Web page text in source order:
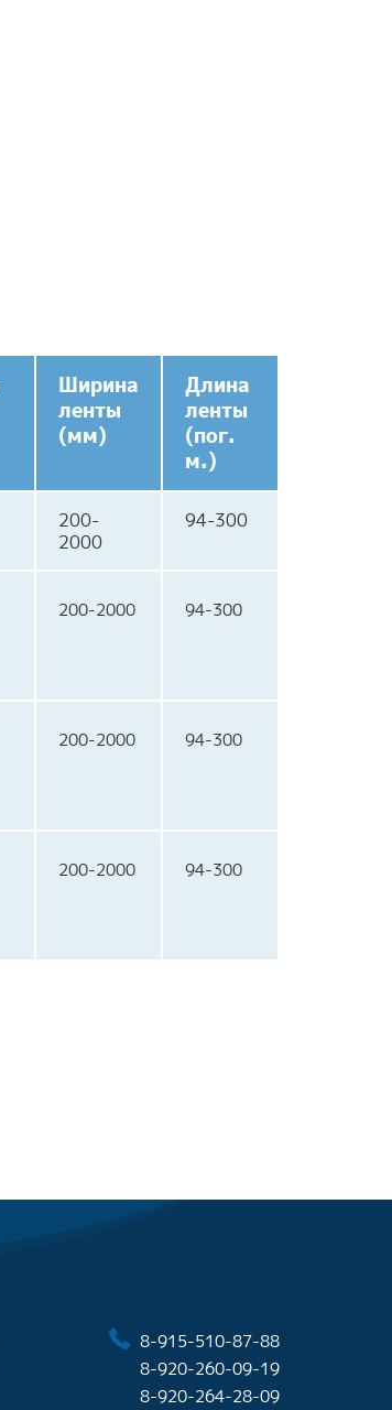
Ширина
ленты
(мм)
Длина
ленты
(пог.
м.)
200-
2000
94-300
200-2000 94-300
200-2000 94-300
200-2000 94-300
8-915-510-87-88
8-920-260-09-19
8-920-264-28-09